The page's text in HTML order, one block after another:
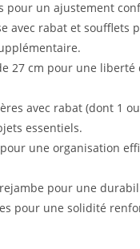
pour un ajustement
avec rabat et soufflets
27 cm pour une liberté
avec rabat (dont 1
essentiels.
une organisation
pour une
pour une solidité